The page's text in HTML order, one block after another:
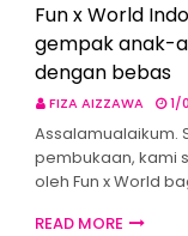
Fun x World
gempak anak-
dengan bebas
FIZA AIZZAWA 1/
Assalamualaikum.
pembukaan, kami
oleh Fun x World
READ MORE